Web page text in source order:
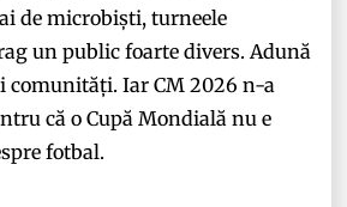
de microbiști, turneele
un public foarte divers. Adună
comunități. Iar CM 2026 n-a
că o Cupă Mondială nu e
fotbal.